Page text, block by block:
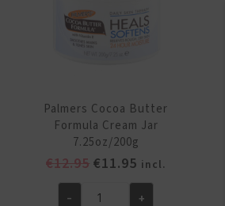
aantal
Palmers Cocoa Butter
Formula Cream Jar
7.25oz/200g
€12.95 Oorspronkelijke
was:
€11.95 Huidige
prijs
is:
incl.
- +